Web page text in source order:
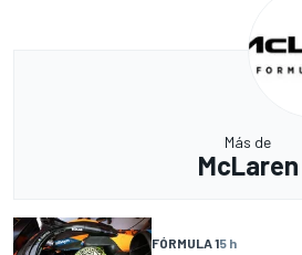
Más de
McLaren
FÓRMULA 15 h